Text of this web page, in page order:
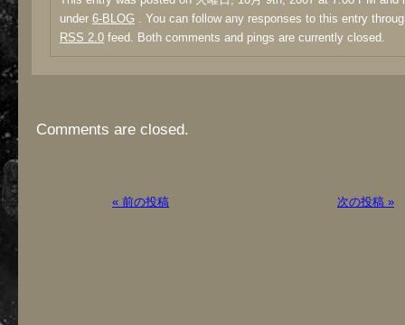
under 6-BLOG . You can follow any responses to this entry
RSS 2.0 feed. Both comments and pings are currently closed.
Comments are closed.
« 前の投稿 次の投稿 »